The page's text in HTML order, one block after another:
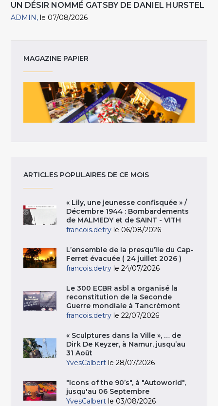
UN DÉSIR NOMMÉ GATSBY DE DANIEL HURSTEL
ADMIN le 07/08/2026
MAGAZINE PAPIER
ARTICLES POPULAIRES DE CE MOIS
« Lily, une jeunesse confisquée » /
Décembre 1944 : Bombardements
de MALMEDY et de SAINT - VITH
francois.detry le 06/08/2026
L’ensemble de la presqu’île du Cap-
Ferret évacuée ( 24 juillet 2026 )
francois.detry le 24/07/2026
Le 300 ECBR asbl a organisé la
reconstitution de la Seconde
Guerre mondiale à Tancrémont
francois.detry le 22/07/2026
« Sculptures dans la Ville », … de
Dirk De Keyzer, à Namur, jusqu’au
31 Août
YvesCalbert le 28/07/2026
"Icons of the 90’s", à "Autoworld",
jusqu'au 06 Septembre
YvesCalbert le 03/08/2026